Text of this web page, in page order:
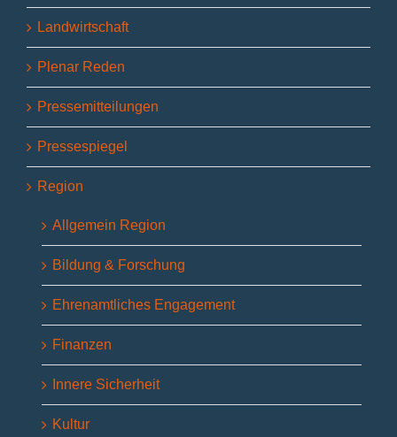
Landwirtschaft
Plenar Reden
Pressemitteilungen
Pressespiegel
Region
Allgemein Region
Bildung & Forschung
Ehrenamtliches Engagement
Finanzen
Innere Sicherheit
Kultur